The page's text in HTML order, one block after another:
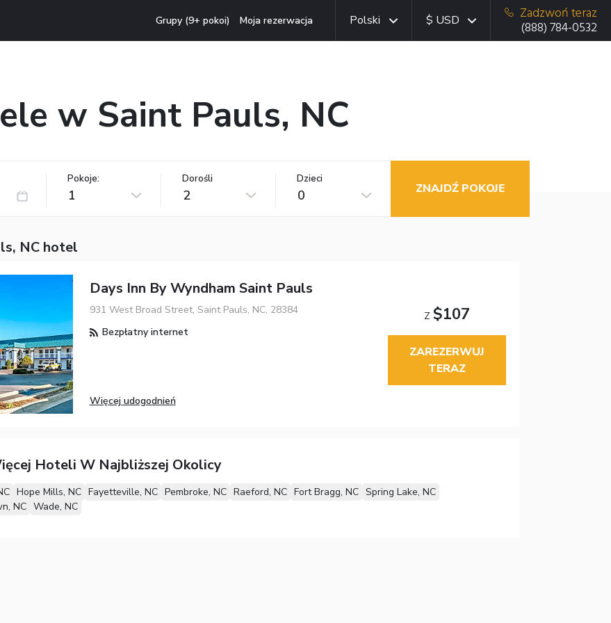
Grupy (9+ pokoi) Moja rezerwacja Polski $ USD
Zadzwoń teraz
(888) 784-0532
w Saint Pauls, NC
Pokoje:
1
Dorośli
2
Dzieci
0 ZNAJDŹ POKOJE
NC hotel
Days Inn By Wyndham Saint Pauls
931 West Broad Street, Saint Pauls, NC, 28384
Bezpłatny internet
Więcej udogodnień
Z $107
ZAREZERWUJ
TERAZ
Hoteli W Najbliższej Okolicy
Hope Mills, NC Fayetteville, NC Pembroke, NC Raeford, NC Fort Bragg, NC Spring Lake, NC
NC Wade, NC